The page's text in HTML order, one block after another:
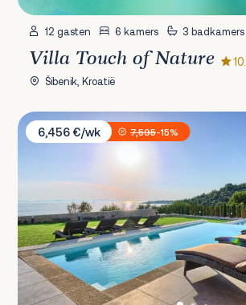
12 gasten 6 kamers 3 badkamers
Villa Touch of Nature
Šibenik, Kroatië
Villa Vita
6,456 €/wk
7,595-15%